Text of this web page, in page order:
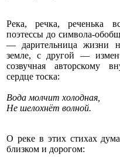
Река, речка, реченька
поэтессы до символа-
— дарительница жизни
земле, с другой —
созвучная авторскому
сердце тоска:
Вода молчит холодная,
Не шелохнёт волной.
О реке в этих стихах
близком и дорогом: